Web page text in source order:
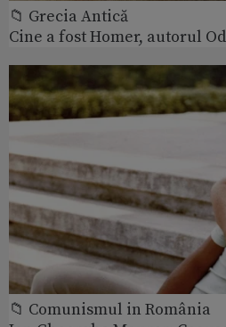
📁 Grecia Antică
Cine a fost Homer, autorul
📁 Comunismul in România